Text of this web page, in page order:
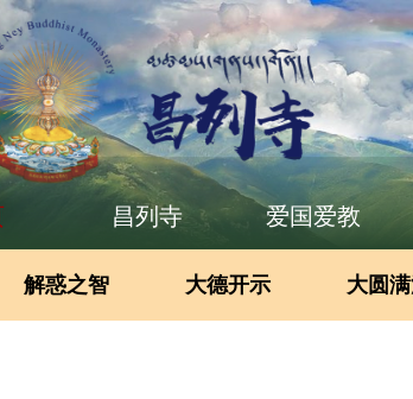
昌列寺 爱国爱教
解惑之智 大德开示 大圆